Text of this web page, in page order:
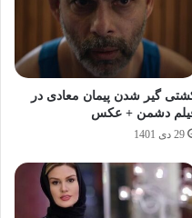
گیر شدن پیمان معادی در
دشمن + عکس
29 دی 1401